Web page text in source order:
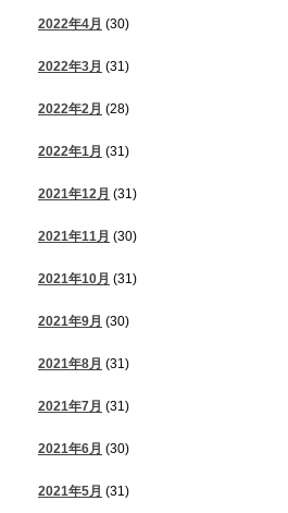
2022年4月 (30)
2022年3月 (31)
2022年2月 (28)
2022年1月 (31)
2021年12月 (31)
2021年11月 (30)
2021年10月 (31)
2021年9月 (30)
2021年8月 (31)
2021年7月 (31)
2021年6月 (30)
2021年5月 (31)